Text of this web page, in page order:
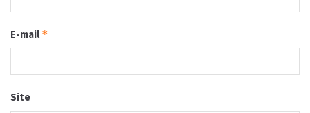
E-mail *
Site